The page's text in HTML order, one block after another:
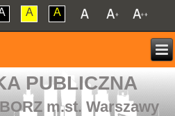
A A
PUBLICZNA
m.st. Warszawy